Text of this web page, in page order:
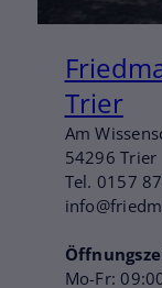
Trier
Am
54296 Trier
Tel. 0157
Mo-Fr: